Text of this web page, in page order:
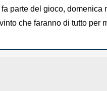
parte del gioco,
che faranno di tutto per